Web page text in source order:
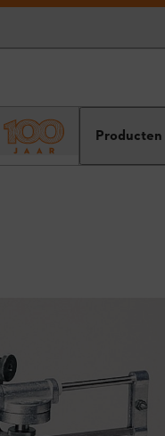
Producten